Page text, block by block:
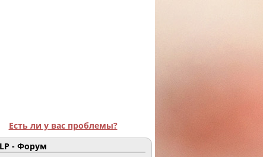
Есть ли у вас проблемы?
- Форум